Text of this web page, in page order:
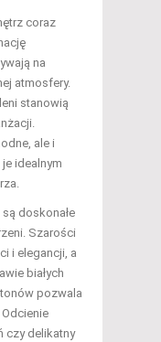
coraz
na
atmosfery.
stanowią
ale i
idealnym
doskonałe
Szarości
i elegancji, a
białych
pozwala
czy delikatny